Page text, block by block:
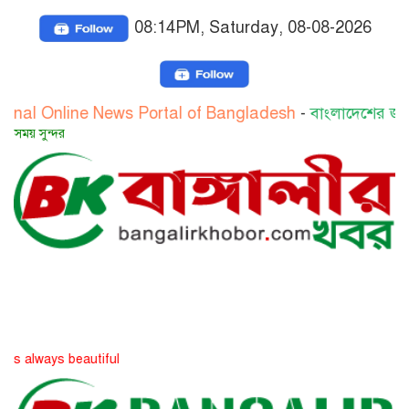
08:14PM, Saturday, 08-08-2026
News Portal of Bangladesh-বাংলাদেশের জাতীয়